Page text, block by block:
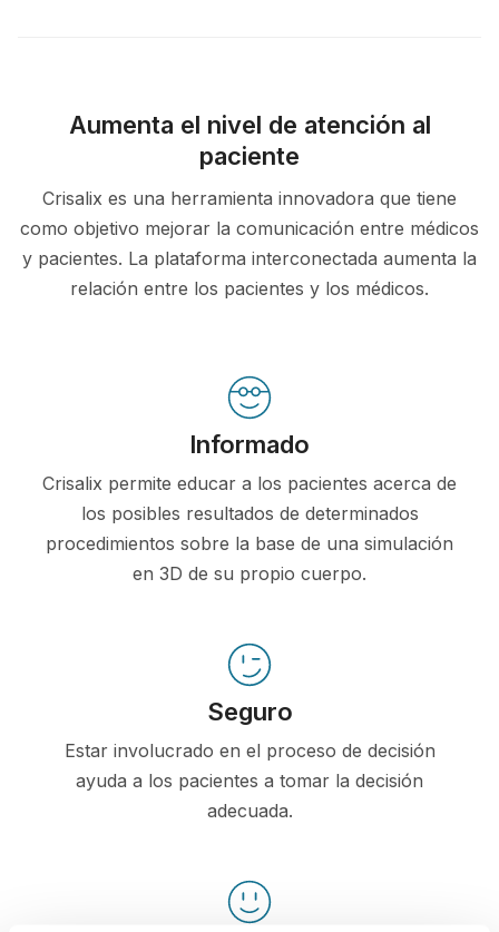
Aumenta el nivel de atención al
paciente
Crisalix es una herramienta innovadora que tiene
como objetivo mejorar la comunicación entre médicos
y pacientes. La plataforma interconectada aumenta la
relación entre los pacientes y los médicos.
Informado
Crisalix permite educar a los pacientes acerca de
los posibles resultados de determinados
procedimientos sobre la base de una simulación
en 3D de su propio cuerpo.
Seguro
Estar involucrado en el proceso de decisión
ayuda a los pacientes a tomar la decisión
adecuada.